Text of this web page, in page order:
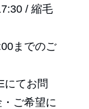
/ 縮毛
までのご
にてお問
ご希望に